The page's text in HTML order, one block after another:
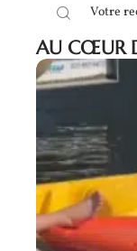
AU CŒUR